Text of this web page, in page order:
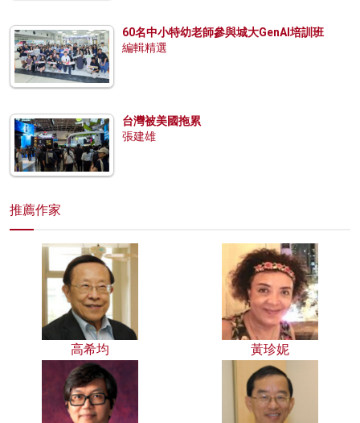
60名中小特幼老師參與城大GenAI培訓班
編輯精選
台灣被美國拖累
張建雄
推薦作家
高希均 黃珍妮